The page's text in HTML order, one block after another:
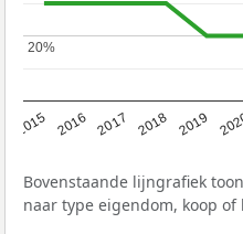
2015 2016 2017 2018 2019
20%
20%
Bovenstaande lijngrafiek
naar type eigendom, koop